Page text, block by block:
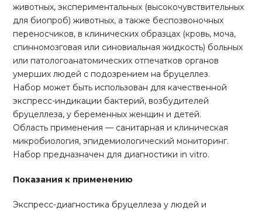
животных, экспериментальных (высокочувствительных
для биопроб) животных, а также беспозвоночных
переносчиков, в клинических образцах (кровь, моча,
спинномозговая или синовиальная жидкость) больных
или патологоанатомических отпечатков органов
умерших людей с подозрением на бруцеллез.
Набор может быть использован для качественной
экспресс-индикации бактерий, возбудителей
бруцеллеза, у беременных женщин и детей.
Область применения — санитарная и клиническая
микробиология, эпидемиологический мониторинг.
Набор предназначен для диагностики in vitro.
Показания к применению
Экспресс-диагностика бруцеллеза у людей и